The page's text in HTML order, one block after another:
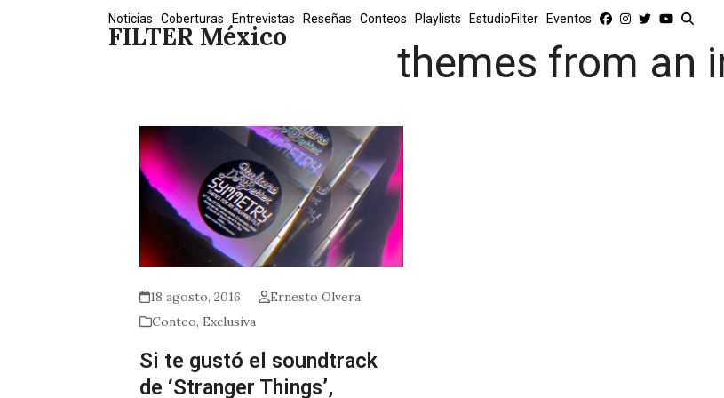
FILTER México
Noticias Coberturas Entrevistas Reseñas Conteos Playlists EstudioFilter Eventos
themes from an
18 agosto, 2016
Ernesto Olvera
Conteo, Exclusiva
Si te gustó el soundtrack
de ‘Stranger Things’,